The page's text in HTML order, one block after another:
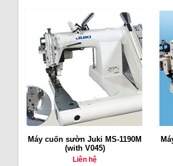
Máy cuốn sườn Juki MS-1190M
(with V045)
Liên hệ